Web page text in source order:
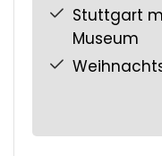
Stuttgart
Museum